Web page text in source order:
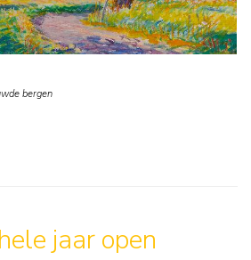
bergen
jaar open